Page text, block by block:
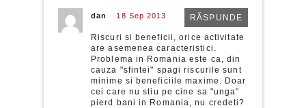
dan 18 Sep 2013 RĂSPUNDE
Riscuri si beneficii, orice activitate
are asemenea caracteristici.
Problema in Romania este ca, din
cauza "sfintei" spagi riscurile sunt
minime si beneficiile maxime. Doar
cei care nu stiu pe cine sa "unga"
pierd bani in Romania, nu credeti?